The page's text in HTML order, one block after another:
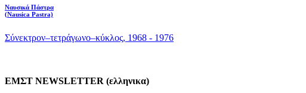
Ναυσικά Πάστρα
(Nausica Pastra)
Σύνεκτρον–τετράγωνο–κύκλος, 1968 - 1976
ΕΜΣΤ NEWSLETTER (ελληνικα)